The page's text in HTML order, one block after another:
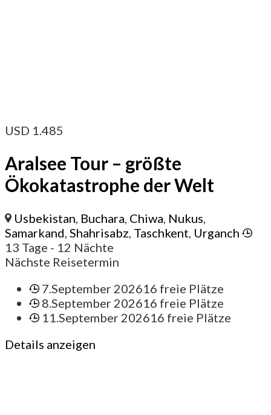
USD 1.485
Aralsee Tour – größte
Ökokatastrophe der Welt
Usbekistan, Buchara, Chiwa, Nukus,
Samarkand, Shahrisabz, Taschkent, Urganch
13 Tage - 12 Nächte
Nächste Reisetermin
7.September 202616 freie Plätze
8.September 202616 freie Plätze
11.September 202616 freie Plätze
Details anzeigen